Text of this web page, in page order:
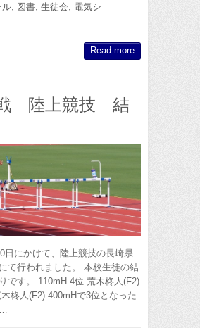
ル
図書 生徒会
電気シ
Read more
陸上競技 結
日にかけて、陸上競技の長崎県
て行われました。 本校生徒の結
です。 110mH 4位 荒木柊人(F2)
柊人(F2) 400mHで3位となった